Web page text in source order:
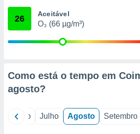
através
26 Aceitável
O₃ (66 µg/m³)
Como está o tempo em
agosto?
Junho Julho Agosto Setembro